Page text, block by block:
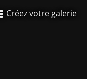
Créez votre galerie